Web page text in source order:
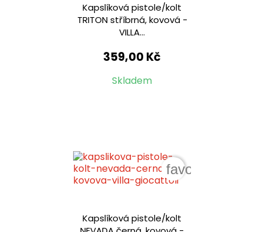
Kapslíková pistole/kolt
TRITON stříbrná, kovová -
VILLA...
359,00 Kč
Skladem
Kapslíková pistole/kolt
favorite_border